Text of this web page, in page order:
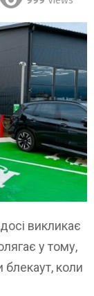
викликає
у тому,
коли